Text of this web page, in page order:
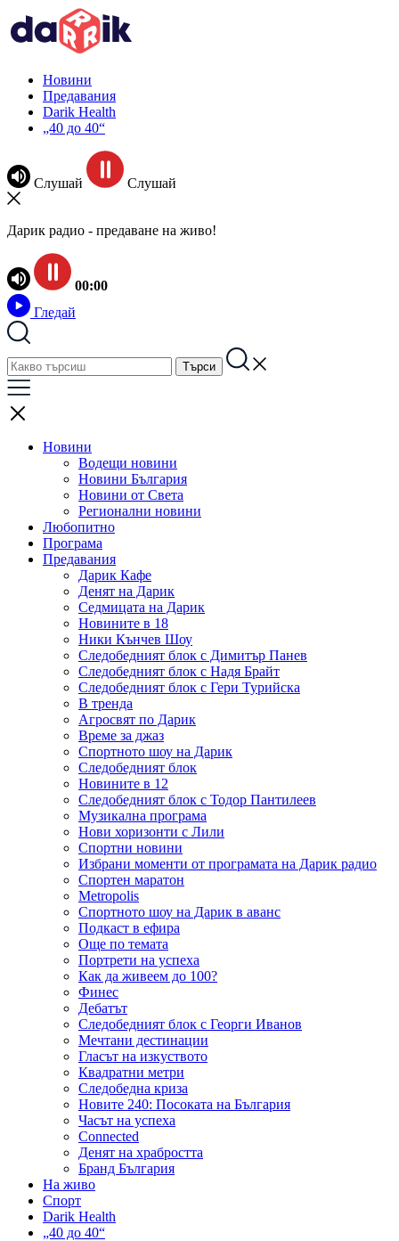
Новини
Предавания
Darik Health
„40 до 40“
Слушай Слушай
Дарик радио - предаване на живо!
00:00
Гледай
Новини
Водещи новини
Новини България
Новини от Света
Регионални новини
Любопитно
Програма
Предавания
Дарик Кафе
Денят на Дарик
Седмицата на Дарик
Новините в 18
Ники Кънчев Шоу
Следобедният блок с Димитър Панев
Следобедният блок с Надя Брайт
Следобедният блок с Гери Турийска
В тренда
Агросвят по Дарик
Време за джаз
Спортното шоу на Дарик
Следобедният блок
Новините в 12
Следобедният блок с Тодор Пантилеев
Музикална програма
Нови хоризонти с Лили
Спортни новини
Избрани моменти от програмата на Дарик радио
Спортен маратон
Metropolis
Спортното шоу на Дарик в аванс
Подкаст в ефира
Още по темата
Портрети на успеха
Как да живеем до 100?
Финес
Дебатът
Следобедният блок с Георги Иванов
Мечтани дестинации
Гласът на изкуството
Квадратни метри
Следобедна криза
Новите 240: Посоката на България
Часът на успеха
Connected
Денят на храбростта
Бранд България
На живо
Спорт
Darik Health
„40 до 40“